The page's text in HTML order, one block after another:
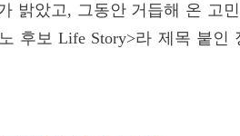
밝았고, 그동안 거듭해 온 고
후보 Life Story>라 제목 붙